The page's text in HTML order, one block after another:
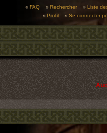
FAQ Rechercher
Liste
Profil
Se connecter